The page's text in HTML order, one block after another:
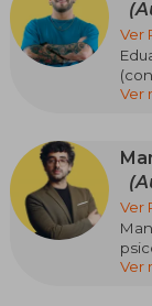
Ver
y
Ver
Ver
Ver